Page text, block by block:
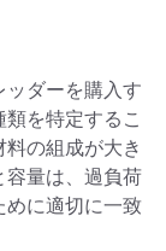
ダーを購入す
を特定するこ
の組成が大き
容量は、過負荷
に適切に一致